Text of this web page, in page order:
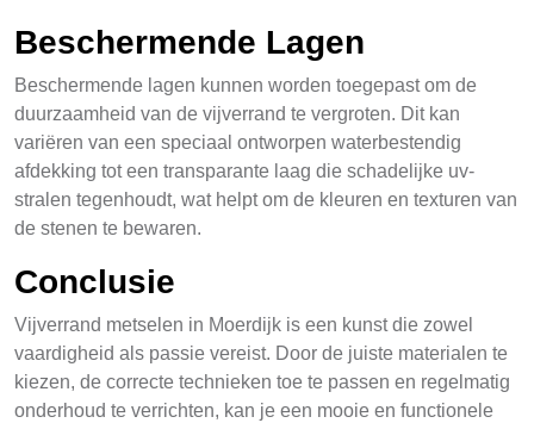
Beschermende Lagen
Beschermende lagen kunnen worden toegepast om de
duurzaamheid van de vijverrand te vergroten. Dit kan
variëren van een speciaal ontworpen waterbestendig
afdekking tot een transparante laag die schadelijke uv-
stralen tegenhoudt, wat helpt om de kleuren en texturen van
de stenen te bewaren.
Conclusie
Vijverrand metselen in Moerdijk is een kunst die zowel
vaardigheid als passie vereist. Door de juiste materialen te
kiezen, de correcte technieken toe te passen en regelmatig
onderhoud te verrichten, kan je een mooie en functionele